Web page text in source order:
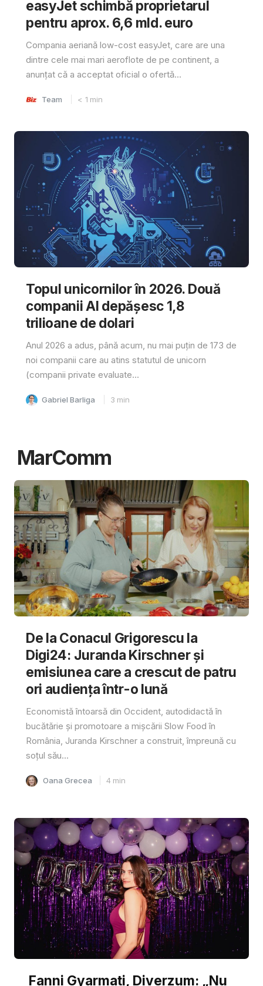
easyJet schimbă proprietarul
pentru aprox. 6,6 mld. euro
Compania aeriană low-cost easyJet, care are una
dintre cele mai mari aeroflote de pe continent, a
anunțat că a acceptat oficial o ofertă...
Team < 1 min
Topul unicornilor în 2026. Două
companii AI depășesc 1,8
trilioane de dolari
Anul 2026 a adus, până acum, nu mai puțin de 173 de
noi companii care au atins statutul de unicorn
(companii private evaluate...
Gabriel Barliga 3 min
MarComm
De la Conacul Grigorescu la
Digi24: Juranda Kirschner și
emisiunea care a crescut de patru
ori audiența într-o lună
Economistă întoarsă din Occident, autodidactă în
bucătărie și promotoare a mișcării Slow Food în
România, Juranda Kirschner a construit, împreună cu
soțul său...
Oana Grecea 4 min
Fanni Gyarmati, Diverzum: „Nu